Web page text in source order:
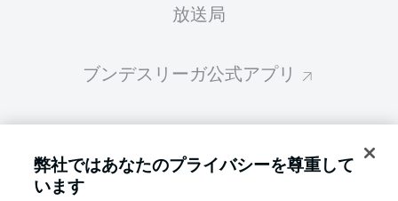
放送局
ブンデスリーガ公式アプリ
ファンタジー・マネジャー
弊社ではあなたのプライバシーを尊重して
います